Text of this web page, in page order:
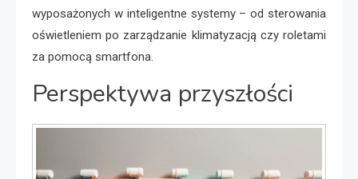
wyposażonych w inteligentne systemy – od sterowania
oświetleniem po zarządzanie klimatyzacją czy roletami
za pomocą smartfona.
Perspektywa przyszłości